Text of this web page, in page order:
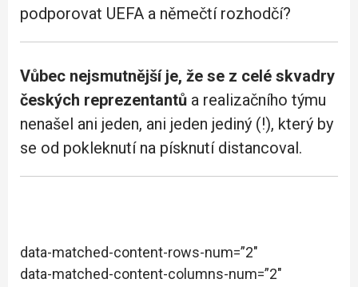
podporovat UEFA a němečtí rozhodčí?
Vůbec nejsmutnější je, že se z celé skvadry
českých reprezentantů a realizačního týmu
nenašel ani jeden, ani jeden jediný (!), který by
se od pokleknutí na písknutí distancoval.
data-matched-content-rows-num=”2″
data-matched-content-columns-num=”2″